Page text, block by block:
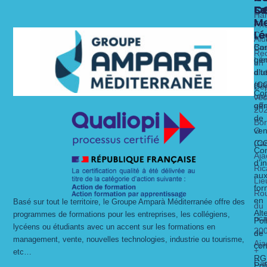
Basé sur tout le territoire, le Groupe Amparà Méditerranée offre des
programmes de formations pour les entreprises, les collégiens,
lycéens ou étudiants avec un accent sur les formations en
management, vente, nouvelles technologies, industrie ou tourisme,
etc…
un
x
dit
O
du
+
de
aux
en
de